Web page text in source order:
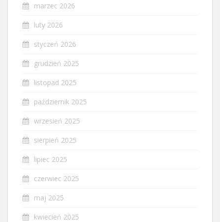
marzec 2026
luty 2026
styczeń 2026
grudzień 2025
listopad 2025
październik 2025
wrzesień 2025
sierpień 2025
lipiec 2025
czerwiec 2025
maj 2025
kwiecień 2025